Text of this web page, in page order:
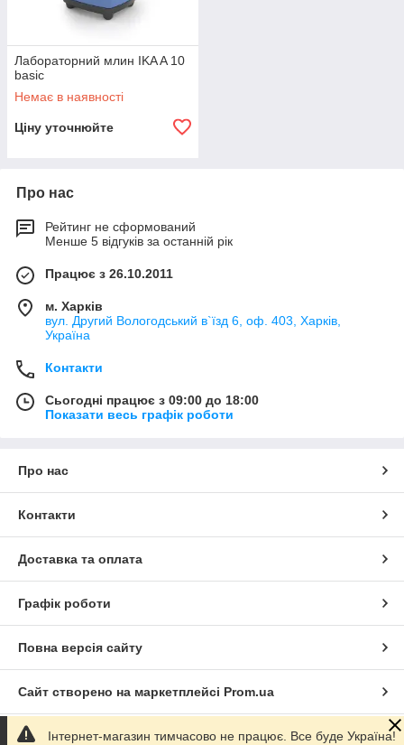
Лабораторний млин IKA A 10
basic
Немає в наявності
Ціну уточнюйте
Про нас
Рейтинг не сформований
Менше 5 відгуків за останній рік
Працює з 26.10.2011
м. Харків
вул. Другий Вологодський в`їзд 6, оф. 403, Харків,
Україна
Контакти
Сьогодні працює з 09:00 до 18:00
Показати весь графік роботи
Про нас
Контакти
Доставка та оплата
Графік роботи
Повна версія сайту
Сайт створено на маркетплейсі Prom.ua
Політика конфіденційності
Інтернет-магазин тимчасово не працює. Все буде Україна!